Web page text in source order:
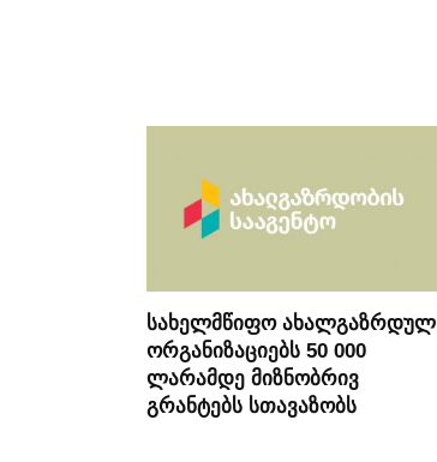
სახელმწიფო ახალგაზრდულ
ორგანიზაციებს 50 000
ლარამდე მიზნობრივ
გრანტებს სთავაზობს